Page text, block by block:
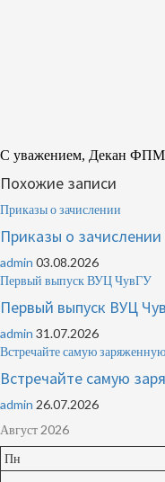
С уважением,
Похожие записи
Приказы о зачислении
Приказы о зачислении
admin 03.08.2026
Первый выпуск ВУЦ ЧувГУ
Первый выпуск ВУЦ
admin 31.07.2026
Встречайте самую
Встречайте самую
admin 26.07.2026
Август 2026
Пн